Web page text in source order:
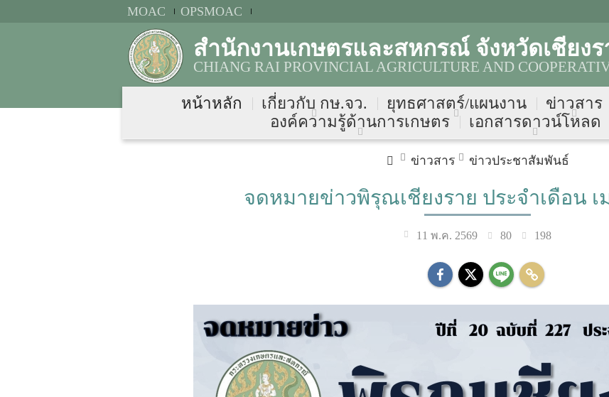
MOAC OPSMOAC
สำนักงานเกษตรและสหกรณ์ จังหวัดเชียงร
CHIANG RAI PROVINCIAL AGRICULTURE AND
หน้าหลัก เกี่ยวกับ กษ.จว. ยุทธศาสตร์/แผนงาน ข่าวสาร
องค์ความรู้ด้านการเกษตร
เอกสารดาวน์โหลด
ข่าวสาร ข่าวประชาสัมพันธ์
จดหมายข่าวพิรุณเชียงราย ประจำเดือน เ
11 พ.ค. 2569 80 198